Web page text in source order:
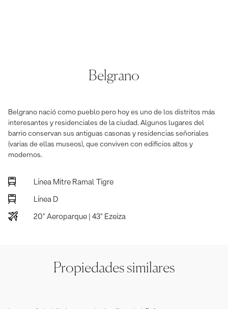
Belgrano
Belgrano nació como pueblo pero hoy es uno de los distritos más
interesantes y residenciales de la ciudad. Algunos lugares del
barrio conservan sus antiguas casonas y residencias señoriales
(varias de ellas museos), que conviven con edificios altos y
modernos.
Línea Mitre Ramal Tigre
Línea D
20" Aeroparque | 43" Ezeiza
Propiedades similares